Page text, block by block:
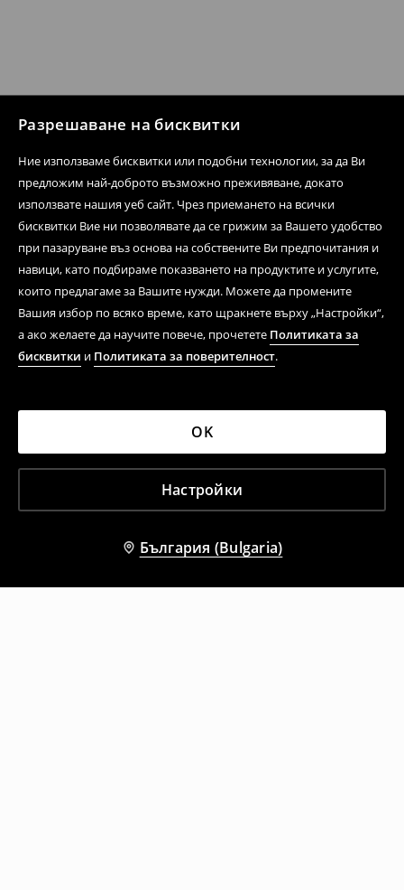
Разрешаване на бисквитки
Ние използваме бисквитки или подобни технологии, за да Ви
предложим най-доброто възможно преживяване, докато
използвате нашия уеб сайт. Чрез приемането на всички
бисквитки Вие ни позволявате да се грижим за Вашето удобство
при пазаруване въз основа на собствените Ви предпочитания и
навици, като подбираме показването на продуктите и услугите,
които предлагаме за Вашите нужди. Можете да промените
Вашия избор по всяко време, като щракнете върху „Настройки“,
а ако желаете да научите повече, прочетете Политиката за
бисквитки и Политиката за поверителност.
Настройки
OK
България (Bulgaria)